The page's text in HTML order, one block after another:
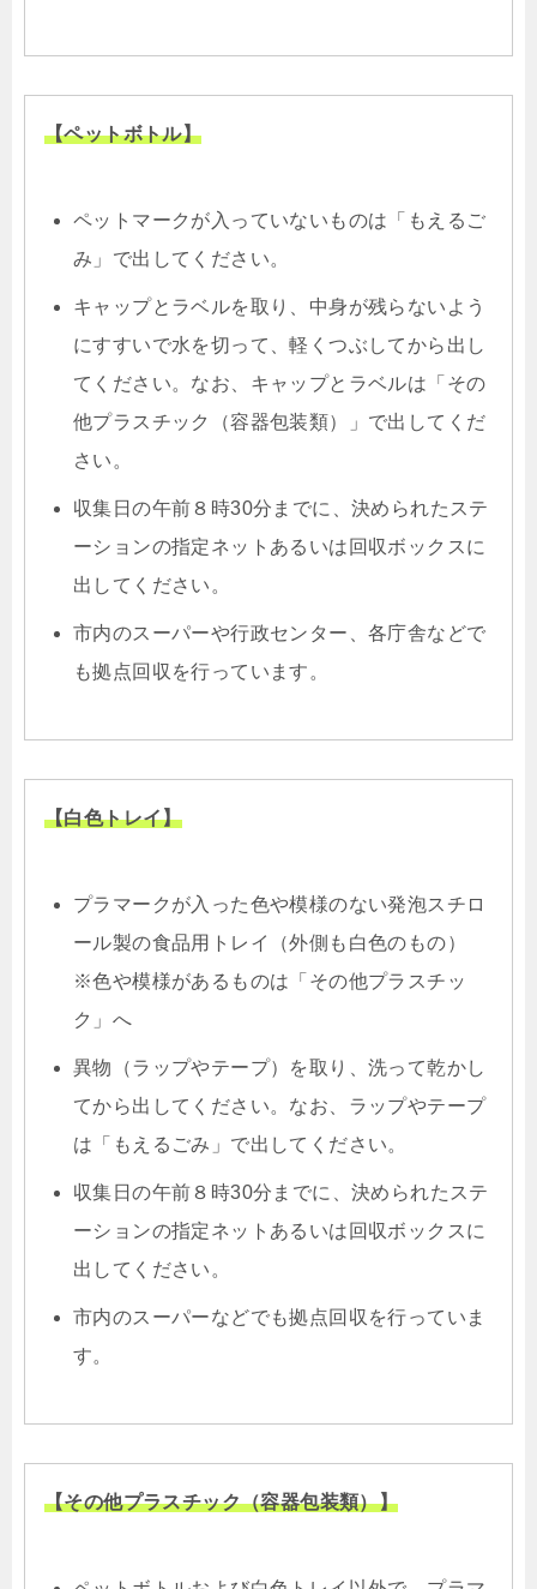
【ペットボトル】
ペットマークが入っていないものは「もえるご
み」で出してください。
キャップとラベルを取り、中身が残らないよう
にすすいで水を切って、軽くつぶしてから出し
てください。なお、キャップとラベルは「その
他プラスチック（容器包装類）」で出してくだ
さい。
収集日の午前８時30分までに、決められたステ
ーションの指定ネットあるいは回収ボックスに
出してください。
市内のスーパーや行政センター、各庁舎などで
も拠点回収を行っています。
【白色トレイ】
プラマークが入った色や模様のない発泡スチロ
ール製の食品用トレイ（外側も白色のもの）
※色や模様があるものは「その他プラスチッ
ク」へ
異物（ラップやテープ）を取り、洗って乾かし
てから出してください。なお、ラップやテープ
は「もえるごみ」で出してください。
収集日の午前８時30分までに、決められたステ
ーションの指定ネットあるいは回収ボックスに
出してください。
市内のスーパーなどでも拠点回収を行っていま
す。
【その他プラスチック（容器包装類）】